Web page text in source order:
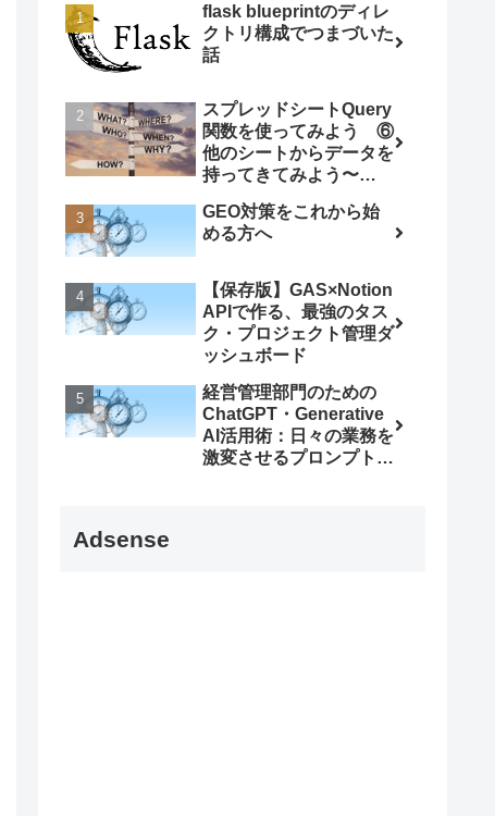
flask blueprintのディレ
クトリ構成でつまづいた
話
スプレッドシートQuery
関数を使ってみよう ⑥
他のシートからデータを
持ってきてみよう〜
組み合わせ〜
GEO対策をこれから始
める方へ
【保存版】GAS×Notion
APIで作る、最強のタス
ク・プロジェクト管理ダ
ッシュボード
経営管理部門のための
ChatGPT・Generative
AI活用術：日々の業務を
激変させるプロンプト5
Adsense